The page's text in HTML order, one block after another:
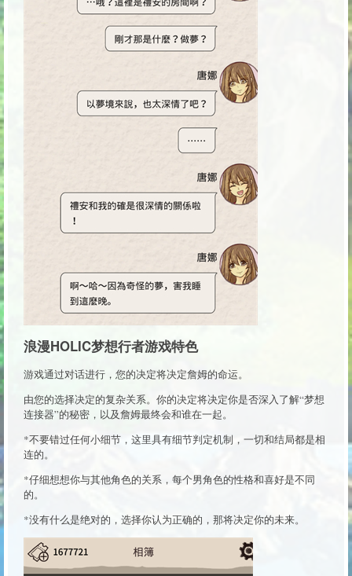
浪漫HOLIC梦想行者游戏特色
游戏通过对话进行，您的决定将决定詹姆的命运。
由您的选择决定的复杂关系。你的决定将决定你是否深入了解“梦想
连接器”的秘密，以及詹姆最终会和谁在一起。
*不要错过任何小细节，这里具有细节判定机制，一切和结局都是相
连的。
*仔细想想你与其他角色的关系，每个男角色的性格和喜好是不同
的。
*没有什么是绝对的，选择你认为正确的，那将决定你的未来。